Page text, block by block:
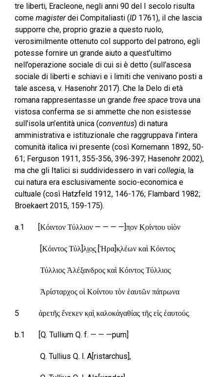
tre liberti, Eracleone, negli anni 90 del I secolo risulta
come magisterdei Compitaliasti (ID 1761), il che lascia
supporre che, proprio grazie a questo ruolo,
verosimilmente ottenuto col supporto del patrono, egli
potesse fornire un grande aiuto a quest’ultimo
nell’operazione sociale di cui si è detto (sull’ascesa
sociale di liberti e schiavi e i limiti che venivano posti a
tale ascesa, v. Hasenohr 2017). Che la Delo di età
romana rappresentasse un grande free space trova una
vistosa conferma se si ammette che non esistesse
sull’isola un’entità unica (conventus) di natura
amministrativa e istituzionale che raggruppava l’intera
comunità italica ivi presente (così Kornemann 1892, 50-
61; Ferguson 1911, 355-356, 396-397; Hasenohr 2002),
ma che gli Italici si suddividessero in vari collegia, la
cui natura era esclusivamente socio-economica e
cultuale (così Hatzfeld 1912, 146-176; Flambard 1982;
Broekaert 2015, 159-175).
a.1 [Κόιντον Τύλλιον — — — —]π̣ον Κ̣οίντου υἱὸν
[Κόιντος Τύλ]λ̣ι̣ο̣ς̣ [Ἡρα]κ̣λέων καὶ Κόιντος
Τύλλιος Ἀλέξανδρος καὶ Κόιντος Τύλλιος
Ἀρίσταρχος οἱ Κοίντου τὸν ἑαυτῶν πάτρωνα
5 ἀρετῆς ἕνεκεν κ̣αὶ̣ καλοκἀγαθίας τῆς εἰς ἑαυτούς.
b.1 [Q. Tullium Q. f. — — —pum]
Q. Tullius Q. l. A[ristarchus],